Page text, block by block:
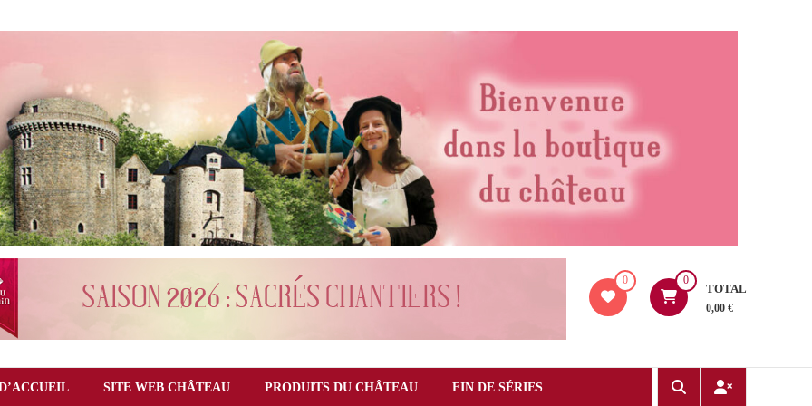
0 0
TOTAL
0,00 €
SITE WEB CHÂTEAU PRODUITS DU CHÂTEAU FIN DE SÉRIES